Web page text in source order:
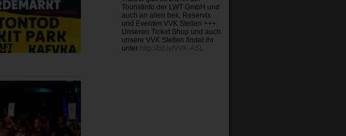
Touristinfo der LWT GmbH und
auch an allen bek. Reservix
und Eventim VVK Stellen +++
Unseren Ticket Shop und auch
unsere VVK Stellen findet ihr
unter http://bit.ly/VVK-ASL